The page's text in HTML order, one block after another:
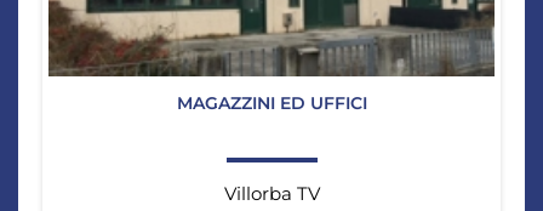
MAGAZZINI ED UFFICI
Villorba TV